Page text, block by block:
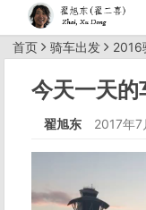
首页 骑车出发 2016
今天一天的
翟旭东 2017年7